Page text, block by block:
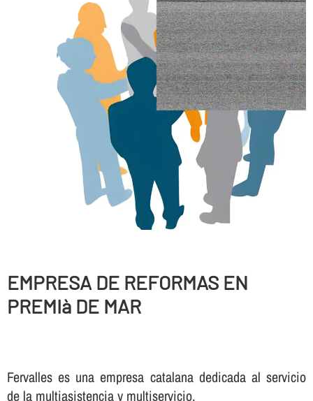
EMPRESA DE REFORMAS EN
PREMIà DE MAR
Fervalles es una empresa catalana dedicada al servicio
de la multiasistencia y multiservicio.